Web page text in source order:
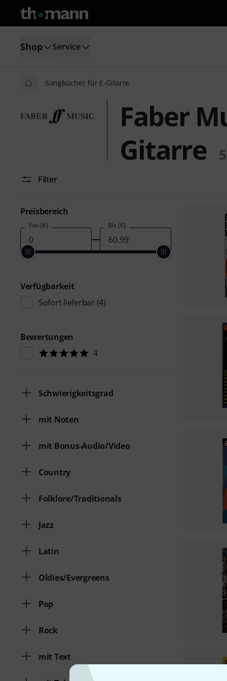
Shop Service
Songbücher für E-Gitarre
Faber
Gitarre
5
Filter
Preisbereich
Von (€) Bis (€)
Verfügbarkeit
Sofort lieferbar (4)
Bewertungen
4
Schwierigkeitsgrad
mit Noten
mit Bonus-Audio/Video
Country
Folklore/Traditionals
Jazz
Latin
Oldies/Evergreens
Pop
Rock
mit Text